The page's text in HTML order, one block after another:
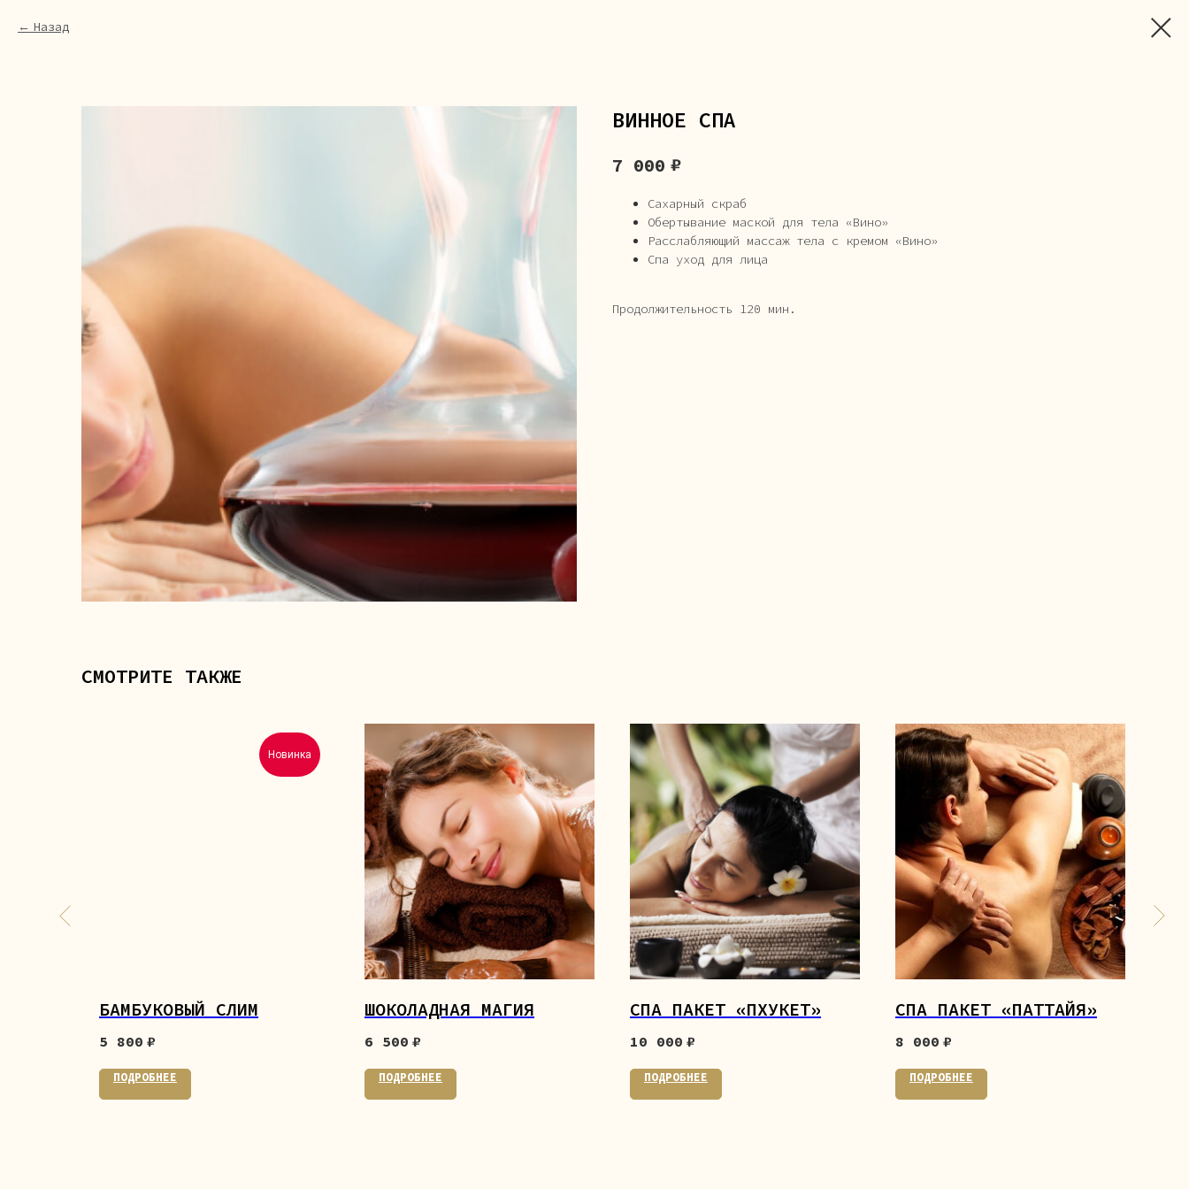
Назад
ВИННОЕ СПА
7 000 ₽
Сахарный скраб
Обертывание маской для тела «Вино»
Расслабляющий массаж тела с кремом «Вино»
Спа уход для лица
Продолжительность 120 мин.
СМОТРИТЕ ТАКЖЕ
Новинка
БАМБУКОВЫЙ СЛИМ
5 800 ₽
ПОДРОБНЕЕ
ШОКОЛАДНАЯ МАГИЯ
6 500 ₽
ПОДРОБНЕЕ
СПА ПАКЕТ «ПХУКЕТ»
10 000 ₽
ПОДРОБНЕЕ
СПА ПАКЕТ «ПАТТАЙЯ»
8 000 ₽
ПОДРОБНЕЕ